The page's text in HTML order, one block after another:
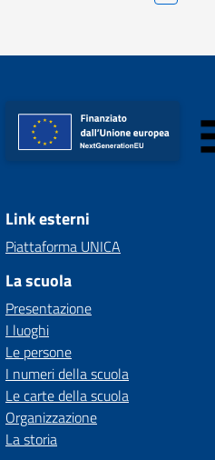
Link esterni
Piattaforma UNICA
La scuola
Presentazione
I luoghi
Le persone
I numeri della scuola
Le carte della scuola
Organizzazione
La storia